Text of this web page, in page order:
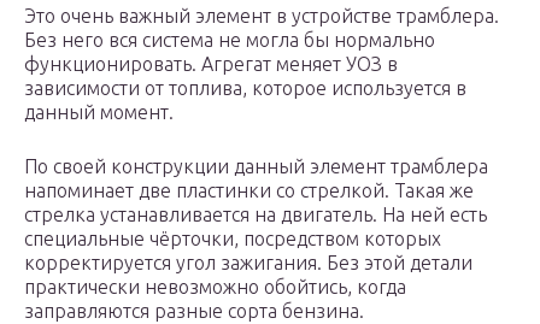
Это очень важный элемент в устройстве трамблера.
Без него вся система не могла бы нормально
функционировать. Агрегат меняет УОЗ в
зависимости от топлива, которое используется в
данный момент.
По своей конструкции данный элемент трамблера
напоминает две пластинки со стрелкой. Такая же
стрелка устанавливается на двигатель. На ней есть
специальные чёрточки, посредством которых
корректируется угол зажигания. Без этой детали
практически невозможно обойтись, когда
заправляются разные сорта бензина.